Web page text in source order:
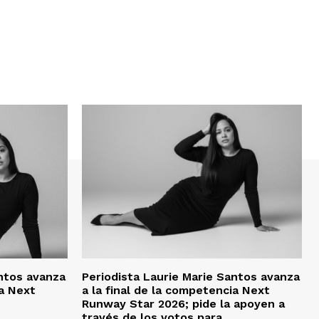
avanza
Next
Periodista Laurie Marie Santos avanza
a la final de la competencia Next
Runway Star 2026; pide la apoyen a